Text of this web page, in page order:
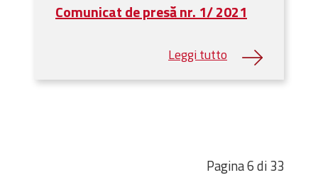
Comunicat de presă nr. 1/ 2021
Pagina 6 di 33